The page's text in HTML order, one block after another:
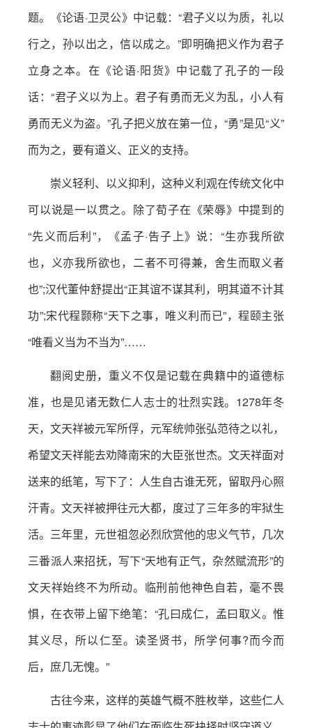
题。《论语·卫灵公》中记载：“君子义以为质，礼以
行之，孙以出之，信以成之。”即明确把义作为君子
立身之本。在《论语·阳货》中记载了孔子的一段
话：“君子义以为上。君子有勇而无义为乱，小人有
勇而无义为盗。”孔子把义放在第一位，“勇”是见“义”
而为之，要有道义、正义的支持。
崇义轻利、以义抑利，这种义利观在传统文化中
可以说是一以贯之。除了荀子在《荣辱》中提到的
“先义而后利”，《孟子·告子上》说：“生亦我所欲
也，义亦我所欲也，二者不可得兼，舍生而取义者
也”;汉代董仲舒提出“正其谊不谋其利，明其道不计其
功”;宋代程颢称“天下之事，唯义利而已”，程颐主张
“唯看义当为不当为”……
翻阅史册，重义不仅是记载在典籍中的道德标
准，也是见诸无数仁人志士的壮烈实践。1278年冬
天，文天祥被元军所俘，元军统帅张弘范待之以礼，
希望文天祥能去劝降南宋的大臣张世杰。文天祥面对
送来的纸笔，写下了：人生自古谁无死，留取丹心照
汗青。文天祥被押往元大都，度过了三年多的牢狱生
活。三年里，元世祖忽必烈欣赏他的忠义气节，几次
三番派人来招抚，写下“天地有正气，杂然赋流形”的
文天祥始终不为所动。临刑前他神色自若，毫不畏
惧，在衣带上留下绝笔：“孔曰成仁，孟曰取义。惟
其义尽，所以仁至。读圣贤书，所学何事?而今而
后，庶几无愧。”
古往今来，这样的英雄气概不胜枚举，这些仁人